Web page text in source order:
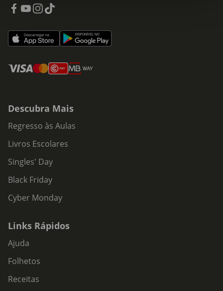
Descubra Mais
Regresso às Aulas
Livros Escolares
Singles' Day
Black Friday
Cyber Monday
Links Rápidos
Ajuda
Folhetos
Receitas